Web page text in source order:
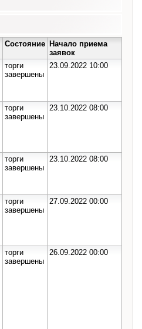
Состояние Начало приема
заявок
торги
завершены
23.09.2022 10:00
торги
завершены
23.10.2022 08:00
торги
завершены
23.10.2022 08:00
торги
завершены
27.09.2022 00:00
торги
завершены
26.09.2022 00:00